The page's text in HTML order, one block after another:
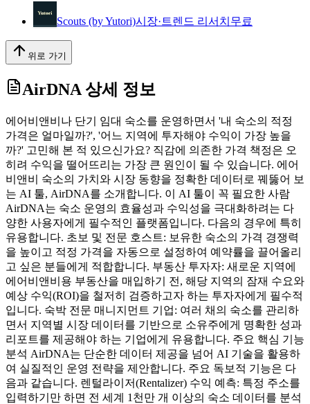
Scouts (by Yutori)시장·트렌드 리서치 무료
위로 가기
AirDNA 상세 정보
에어비앤비나 단기 임대 숙소를 운영하면서 '내 숙소의 적정
가격은 얼마일까?', '어느 지역에 투자해야 수익이 가장 높을
까?' 고민해 본 적 있으신가요? 직감에 의존한 가격 책정은 오
히려 수익을 떨어뜨리는 가장 큰 원인이 될 수 있습니다. 에어
비앤비 숙소의 가치와 시장 동향을 정확한 데이터로 꿰뚫어 보
는 AI 툴, AirDNA를 소개합니다. 이 AI 툴이 꼭 필요한 사람
AirDNA는 숙소 운영의 효율성과 수익성을 극대화하려는 다
양한 사용자에게 필수적인 플랫폼입니다. 다음의 경우에 특히
유용합니다. 초보 및 전문 호스트: 보유한 숙소의 가격 경쟁력
을 높이고 적정 가격을 자동으로 설정하여 예약률을 끌어올리
고 싶은 분들에게 적합합니다. 부동산 투자자: 새로운 지역에
에어비앤비용 부동산을 매입하기 전, 해당 지역의 잠재 수요와
예상 수익(ROI)을 철저히 검증하고자 하는 투자자에게 필수적
입니다. 숙박 전문 매니지먼트 기업: 여러 채의 숙소를 관리하
면서 지역별 시장 데이터를 기반으로 소유주에게 명확한 성과
리포트를 제공해야 하는 기업에게 유용합니다. 주요 핵심 기능
분석 AirDNA는 단순한 데이터 제공을 넘어 AI 기술을 활용하
여 실질적인 운영 전략을 제안합니다. 주요 독보적 기능은 다
음과 같습니다. 렌털라이저(Rentalizer) 수익 예측: 특정 주소를
입력하기만 하면 전 세계 1천만 개 이상의 숙소 데이터를 분석